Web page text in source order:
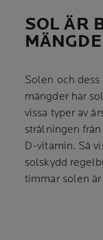
SOL ÄR
Solen och
mängder har
vissa typer av
strålningen
D-vitamin. Så
solskydd
timmar solen